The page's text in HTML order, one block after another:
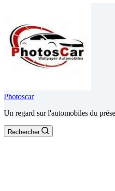
Photoscar
Un regard sur l'automobiles du
Rechercher